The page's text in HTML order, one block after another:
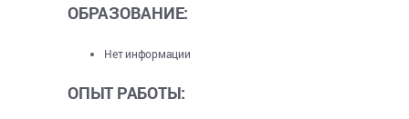
ОБРАЗОВАНИЕ:
Нет информации
ОПЫТ РАБОТЫ: